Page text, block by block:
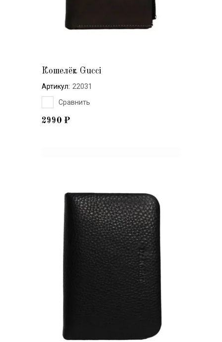
Кошелёк Gucci
2990 ₽
Артикул: 22031
Сравнить